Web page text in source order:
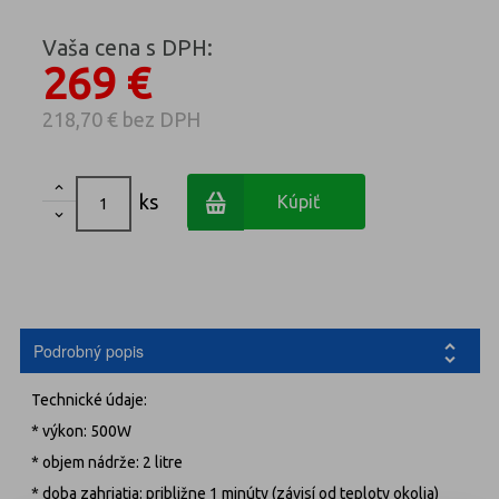
Vaša cena s DPH:
269 €
218,70 €bez DPH


ks Kúpiť
Podrobný popis
Technické údaje:
* výkon: 500W
* objem nádrže: 2 litre
* doba zahriatia: približne 1 minúty (závisí od teploty okolia)